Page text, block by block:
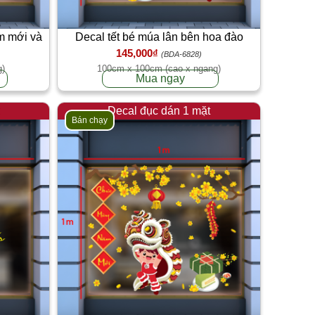
mới và
Decal tết bé múa lân bên hoa đào
145,000₫ (BDA-6828)
100cm x 100cm (cao x ngang)
Mua ngay
Decal đục dán 1 mặt
Bán chạy